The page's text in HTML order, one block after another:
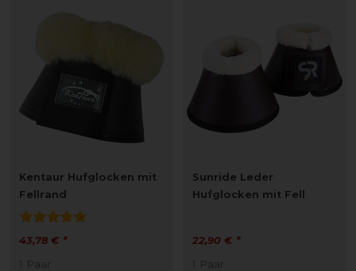
Kentaur Hufglocken mit
Fellrand
43,78 € *
1 Paar
Sunride Leder
Hufglocken mit Fell
22,90 € *
1 Paar